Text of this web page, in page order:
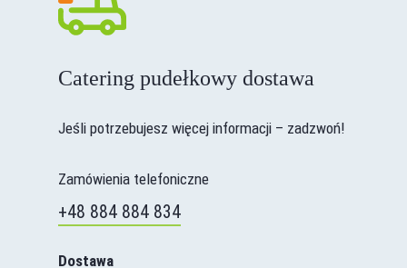
Catering pudełkowy dostawa
Jeśli potrzebujesz więcej informacji – zadzwoń!
Zamówienia telefoniczne
+48 884 884 834
Dostawa